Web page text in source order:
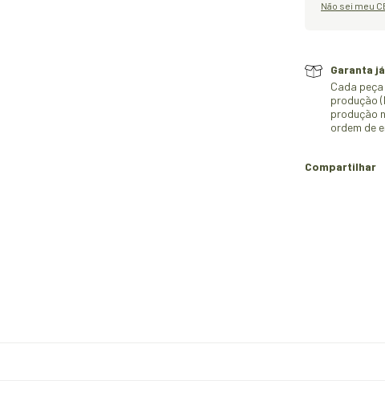
Não sei meu
Garanta
Cada
produção
produção
ordem de
Compartilhar